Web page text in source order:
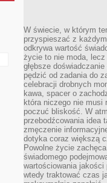
W świecie, w którym
przyspieszać z
odkrywa wartość
życie to nie moda,
głębsze
pędzić od zadania do
celebracji drobnych
kawa, spacer o
która niczego nie musi
poczuć bliskość. W
przebodźcowania idea
zmęczenie
dotyka coraz większą
Powolne życie
świadomego
wartościowania
wtedy traktować czas